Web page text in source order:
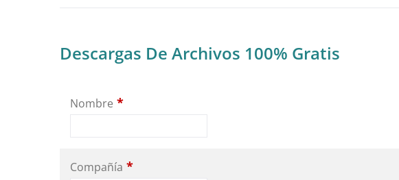
Descargas De Archivos 100% Gratis
Nombre *
Compañía *